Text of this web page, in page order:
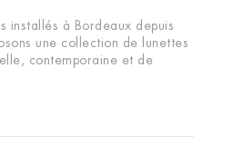
installés à Bordeaux depuis
une collection de lunettes
contemporaine et de